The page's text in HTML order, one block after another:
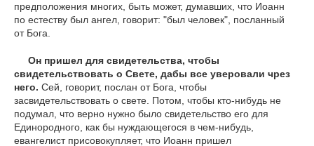
предположения многих, быть может, думавших, что Иоанн
по естеству был ангел, говорит: "был человек", посланный
от Бога.
Он пришел для свидетельства, чтобы
свидетельствовать о Свете, дабы все уверовали чрез
него. Сей, говорит, послан от Бога, чтобы
засвидетельствовать о свете. Потом, чтобы кто-нибудь не
подумал, что верно нужно было свидетельство его для
Единородного, как бы нуждающегося в чем-нибудь,
евангелист присовокупляет, что Иоанн пришел